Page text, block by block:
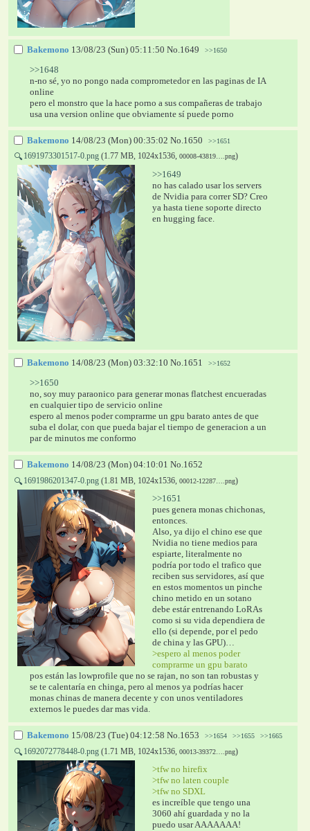
Bakemono 13/08/23 (Sun) 05:11:50 No. 1649 >>1650
>>1648
n-no sé, yo no pongo nada comprometedor en las paginas de IA
online
pero el monstro que la hace porno a sus compañeras de trabajo
usa una version online que obviamente sí puede porno
Bakemono 14/08/23 (Mon) 00:35:02 No. 1650 >>1651
🔍 1691973301517-0.png (1.77 MB, 1024x1536, 00008-43819….png)
>>1649
no has calado usar los servers
de Nvidia para correr SD? Creo
ya hasta tiene soporte directo
en hugging face.
Bakemono 14/08/23 (Mon) 03:32:10 No.1651 >>1652
>>1650
no, soy muy paraonico para generar monas flatchest encueradas
en cualquier tipo de servicio online
espero al menos poder comprarme un gpu barato antes de que
suba el dolar, con que pueda bajar el tiempo de generacion a un
par de minutos me conformo
Bakemono 14/08/23 (Mon) 04:10:01 No.1652
🔍 1691986201347-0.png (1.81 MB, 1024x1536, 00012-12287….png)
>>1651
pues genera monas chichonas,
entonces.
Also, ya dijo el chino ese que
Nvidia no tiene medios para
espiarte, literalmente no
podría por todo el trafico que
reciben sus servidores, así que
en estos momentos un pinche
chino metido en un sotano
debe estár entrenando LoRAs
como si su vida dependiera de
ello (si depende, por el pedo
de china y las GPU)…
>espero al menos poder
comprarme un gpu barato
pos están las lowprofile que no se rajan, no son tan robustas y
se te calentaría en chinga, pero al menos ya podrías hacer
monas chinas de manera decente y con unos ventiladores
externos le puedes dar mas vida.
Bakemono 15/08/23 (Tue) 04:12:58 No.1653 >>1654 >>1655 >>1665
🔍 1692072778448-0.png (1.71 MB, 1024x1536, 00013-39372….png)
>tfw no hirefix
>tfw no laten couple
>tfw no SDXL
es increíble que tengo una
3060 ahí guardada y no la
puedo usar AAAAAAA!